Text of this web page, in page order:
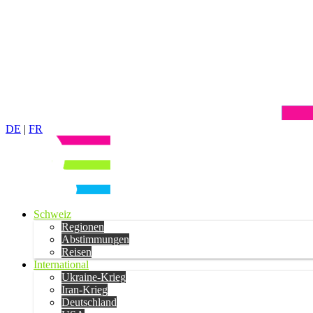
DE | FR
Schweiz
Regionen
Abstimmungen
Reisen
International
Ukraine-Krieg
Iran-Krieg
Deutschland